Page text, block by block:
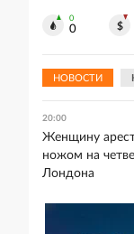
0
0
НОВОСТИ
убили во
20:00
Женщину
ножом на
Лондона